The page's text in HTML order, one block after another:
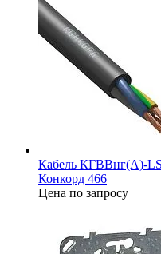
Кабель КГВВнг(А)-
Конкорд 466
Цена по запросу